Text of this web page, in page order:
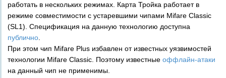
работать в нескольких режимах. Карта Тройка работает в
режиме совместимости с устаревшими чипами Mifare Classic
(SL1). Спецификация на данную технологию доступна
публично.
При этом чип Mifare Plus избавлен от известных уязвимостей
технологии Mifare Classic. Поэтому известные оффлайн-атаки
на данный чип не применимы.